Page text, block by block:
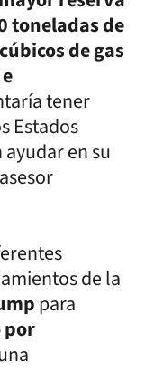
toneladas de
de gas
tener
Estados
en su
de la
para
por